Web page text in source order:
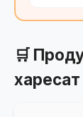
🛒
харесат